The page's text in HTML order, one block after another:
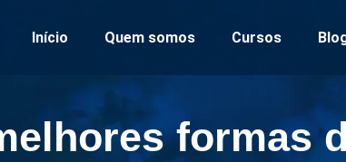
Início Quem somos Cursos
formas